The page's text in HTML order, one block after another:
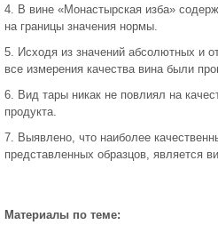
4. В вине «Монастырская изба»
на границы значения нормы.
5. Исходя из значений абсолютных и
все измерения качества вина были
6. Вид тары никак не повлиял на
продукта.
7. Выявлено, что наиболее
представленных образцов, является
Материалы по теме: